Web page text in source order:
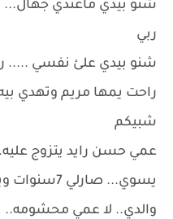
شنو بيدي ماعندي جهال...
ربي
شنو بيدي علئ نفسي .....
راحت يمها مريم وتهدي
شبيكم
عمي حسن رايد يتزوج
يسوي... صارلي 7سنوات وياكم... شنو شفتي مني
والدي.. لا عمي